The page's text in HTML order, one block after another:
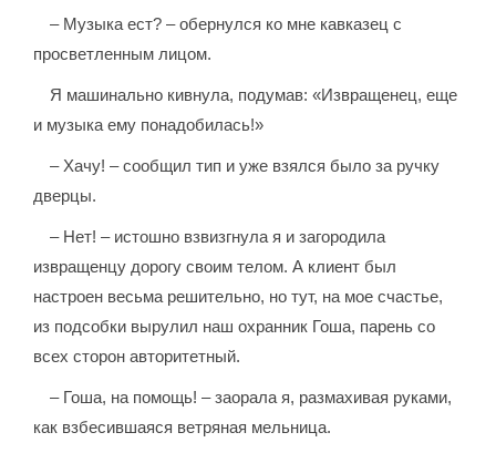
– Музыка ест? – обернулся ко мне кавказец с
просветленным лицом.
Я машинально кивнула, подумав: «Извращенец, еще
и музыка ему понадобилась!»
– Хачу! – сообщил тип и уже взялся было за ручку
дверцы.
– Нет! – истошно взвизгнула я и загородила
извращенцу дорогу своим телом. А клиент был
настроен весьма решительно, но тут, на мое счастье,
из подсобки вырулил наш охранник Гоша, парень со
всех сторон авторитетный.
– Гоша, на помощь! – заорала я, размахивая руками,
как взбесившаяся ветряная мельница.